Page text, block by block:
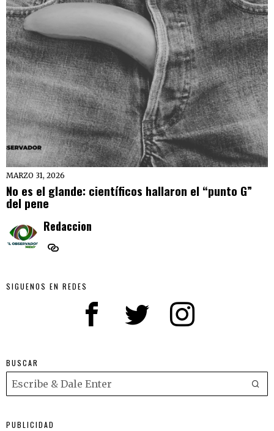
MARZO 31, 2026
No es el glande: científicos hallaron el “punto G”
del pene
Redaccion
SIGUENOS EN REDES
BUSCAR
PUBLICIDAD